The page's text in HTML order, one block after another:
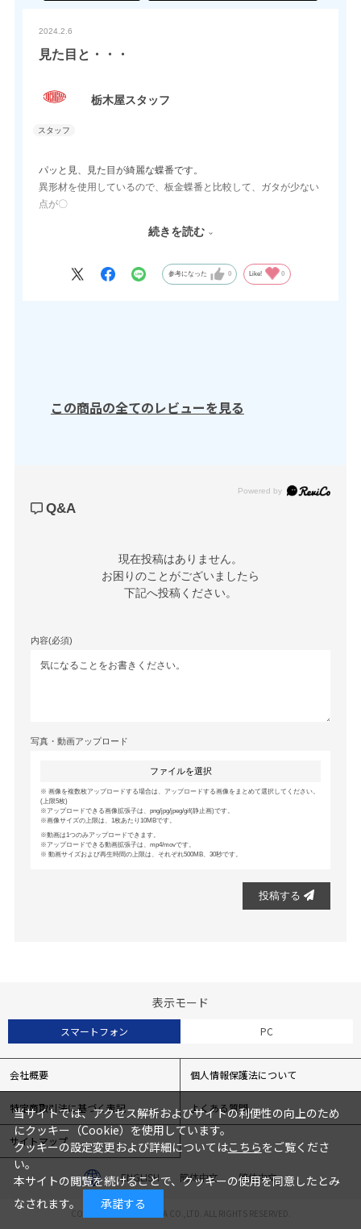
2024.2.6
見た目と・・・
栃木屋スタッフ
パッと見、見た目が綺麗な蝶番です。
異形材を使用しているので、板金蝶番と比較して、ガタが少ない
点が〇
現状5種類から3種類のラインナップになってしまった点は✕
続きを読む
参考になった 0 Like! 0
この商品の全てのレビューを見る
Powered by
Q&A
現在投稿はありません。
お困りのことがございましたら
下記へ投稿ください。
内容(必須)
写真・動画アップロード
ファイルを選択
画像を複数枚アップロードする場合は、アップロードする画像をまとめて選択してください。
(上限5枚)
アップロードできる画像拡張子は、png/jpg/jpeg/gif(静止画)です。
画像サイズの上限は、1枚あたり10MBです。
動画は1つのみアップロードできます。
アップロードできる動画拡張子は、mp4/movです。
動画サイズおよび再生時間の上限は、それぞれ500MB、30秒です。
投稿する
表示モード
スマートフォン PC
会社概要 個人情報保護法について
特定商取引法に基づく表記 よくある質問
サイトマップ
ENGLISH 簡体中文 繁体中文
COPYRIGHT© TOCHIGIYA CO.,LTD. ALL RIGHTS RESERVED.
当サイトでは、アクセス解析およびサイトの利便性の向上のため
にクッキー（Cookie）を使用しています。
クッキーの設定変更および詳細についてはこちらをご覧くださ
い。
本サイトの閲覧を続けることで、クッキーの使用を同意したとみ
なされます。
承諾する